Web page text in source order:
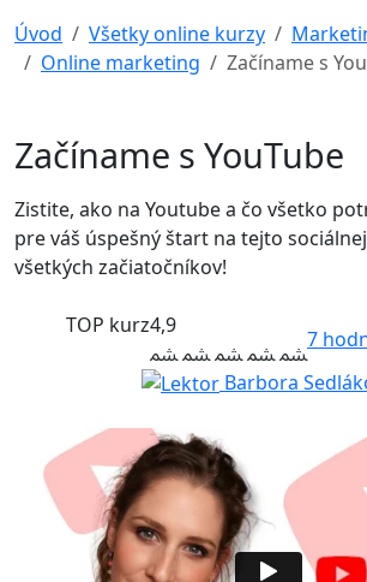
Úvod
Všetky online kurzy
Online marketing
Začíname s
Začíname s YouTube
Zistite, ako na Youtube a čo všetko
pre váš úspešný štart na tejto
všetkých začiatočníkov!
TOP kurz4,9
7
Barbora